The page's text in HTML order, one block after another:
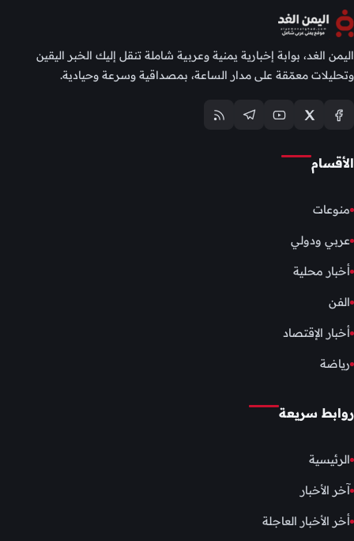
اليمن الغد، بوابة إخبارية يمنية وعربية شاملة تنقل إليك الخبر اليقين
وتحليلات معمّقة على مدار الساعة، بمصداقية وسرعة وحيادية.
الأقسام
منوعات
عربي ودولي
أخبار محلية
الفن
أخبار الإقتصاد
رياضة
روابط سريعة
الرئيسية
آخر الأخبار
أخر الأخبار العاجلة